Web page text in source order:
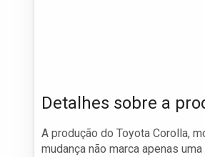
Detalhes sobre a
A produção do Toyota Corolla,
mudança não marca apenas